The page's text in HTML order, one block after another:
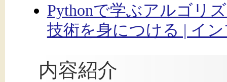
Pythonで学ぶアルゴリ
技術を身につける | イ
内容紹介